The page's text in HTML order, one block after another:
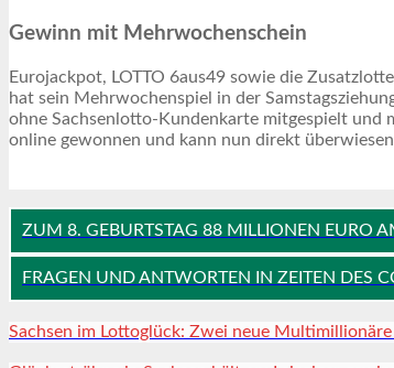
Gewinn mit Mehrwochenschein
Eurojackpot, LOTTO 6aus49 sowie die
hat sein Mehrwochenspiel in der
ohne Sachsenlotto-Kundenkarte mitgespielt und
online gewonnen und kann nun direkt
ZUM 8. GEBURTSTAG 88 MILLIONEN EURO
FRAGEN UND ANTWORTEN IN ZEITEN DES
Sachsen im Lottoglück: Zwei neue